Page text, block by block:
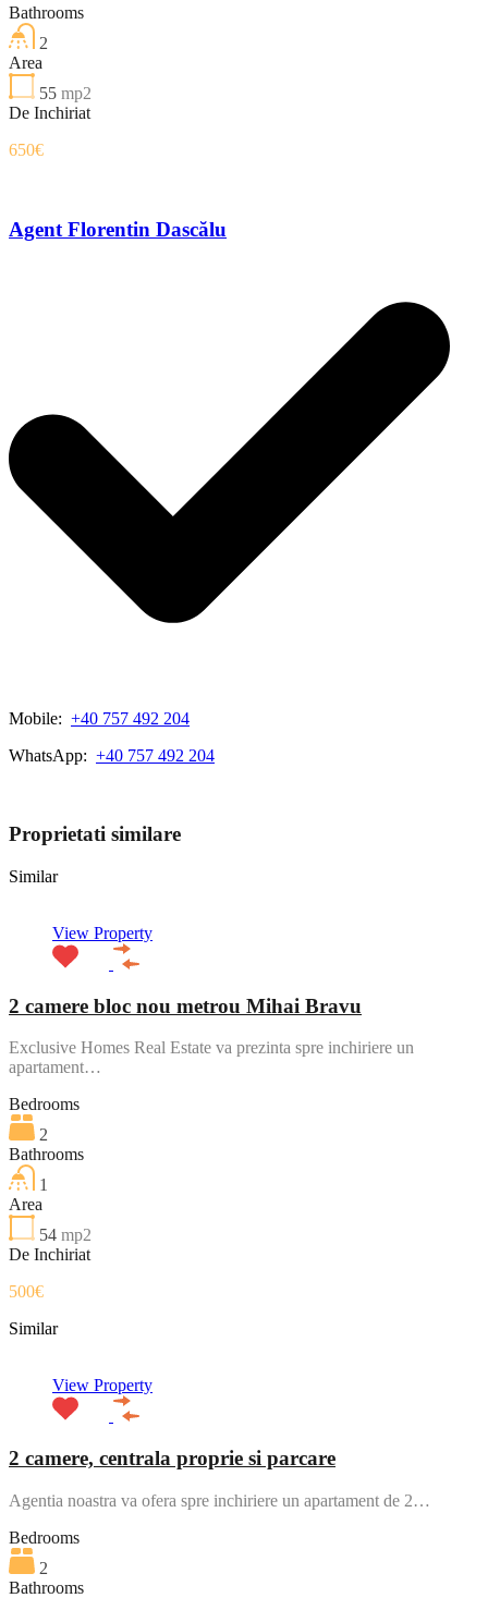
Bathrooms
2
Area
55 mp2
De Inchiriat
650€
Agent Florentin Dascălu
Mobile: +40 757 492 204
WhatsApp: +40 757 492 204
Proprietati similare
Similar
View Property
2 camere bloc nou metrou Mihai Bravu
Exclusive Homes Real Estate va prezinta spre inchiriere un
apartament…
Bedrooms
2
Bathrooms
1
Area
54 mp2
De Inchiriat
500€
Similar
View Property
2 camere, centrala proprie si parcare
Agentia noastra va ofera spre inchiriere un apartament de 2…
Bedrooms
2
Bathrooms